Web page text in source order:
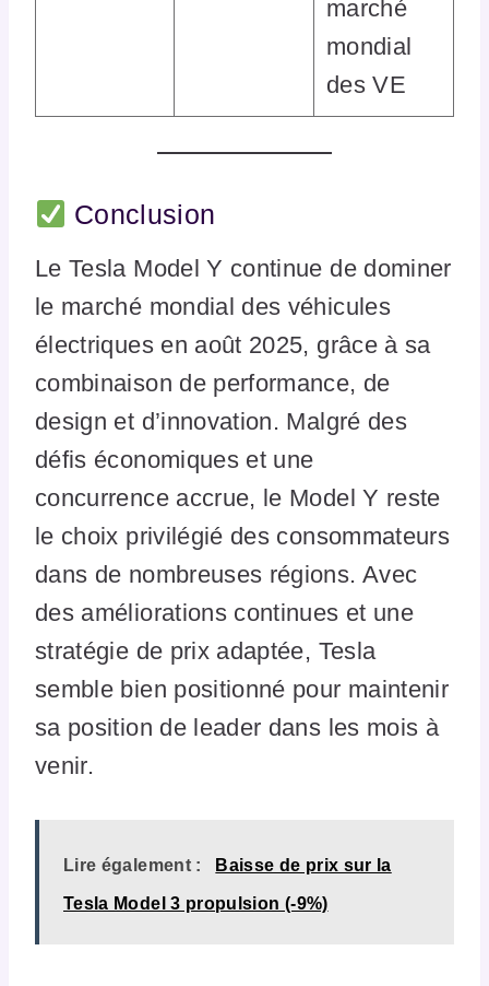
marché
mondial
des VE
Conclusion
Le Tesla Model Y continue de dominer
le marché mondial des véhicules
électriques en août 2025, grâce à sa
combinaison de performance, de
design et d’innovation. Malgré des
défis économiques et une
concurrence accrue, le Model Y reste
le choix privilégié des consommateurs
dans de nombreuses régions. Avec
des améliorations continues et une
stratégie de prix adaptée, Tesla
semble bien positionné pour maintenir
sa position de leader dans les mois à
venir.
Lire également : Baisse de prix sur la
Tesla Model 3 propulsion (-9%)